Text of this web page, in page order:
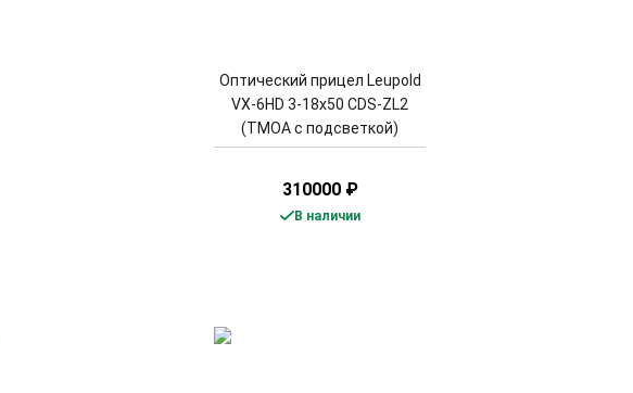
Оптический прицел Leupold
VX-6HD 3-18x50 CDS-ZL2
(TMOA с подсветкой)
310000 ₽
В наличии